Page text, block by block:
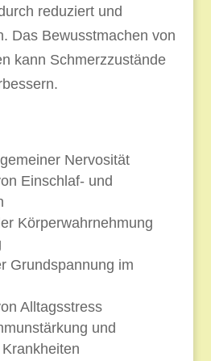
reduziert und
Das Bewusstmachen von
kann Schmerzzustände
Nervosität
Einschlaf- und
Körperwahrnehmung
Grundspannung im
Alltagsstress
und